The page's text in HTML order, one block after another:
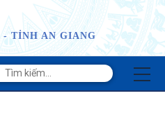
- TỈNH AN GIANG